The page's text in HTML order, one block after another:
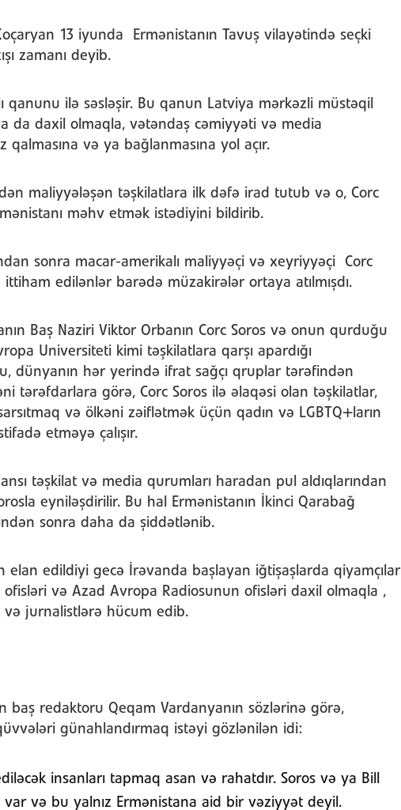
13 iyunda Ermənistanın Tavuş vilayətində seçki
zamanı deyib.
qanunu ilə səsləşir. Bu qanun Latviya mərkəzli müstəqil
da daxil olmaqla, vətəndaş cəmiyyəti və media
qalmasına və ya bağlanmasına yol açır.
maliyyələşən təşkilatlara ilk dəfə irad tutub və o, Corc
məhv etmək istədiyini bildirib.
sonra macar-amerikalı maliyyəçi və xeyriyyəçi Corc
edilənlər barədə müzakirələr ortaya atılmışdı.
Baş Naziri Viktor Orbanın Corc Soros və onun qurduğu
Universiteti kimi təşkilatlara qarşı apardığı
dünyanın hər yerində ifrat sağçı qruplar tərəfindən
tərəfdarlara görə, Corc Soros ilə əlaqəsi olan təşkilatlar,
və ölkəni zəiflətmək üçün qadın və LGBTQ+ların
etməyə çalışır.
təşkilat və media qurumları haradan pul aldıqlarından
eyniləşdirilir. Bu hal Ermənistanın İkinci Qarabağ
sonra daha da şiddətlənib.
elan edildiyi gecə İrəvanda başlayan iğtişaşlarda qiyamçılar
ofisləri və Azad Avropa Radiosunun ofisləri daxil olmaqla ,
jurnalistlərə hücum edib.
baş redaktoru Qeqam Vardanyanın sözlərinə görə,
günahlandırmaq istəyi gözlənilən idi:
insanları tapmaq asan və rahatdır. Soros və ya Bill
və bu yalnız Ermənistana aid bir vəziyyət deyil.